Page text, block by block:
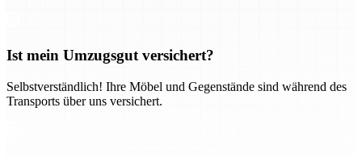
Ist mein Umzugsgut versichert?
Selbstverständlich! Ihre Möbel und Gegenstände sind während des
Transports über uns versichert.